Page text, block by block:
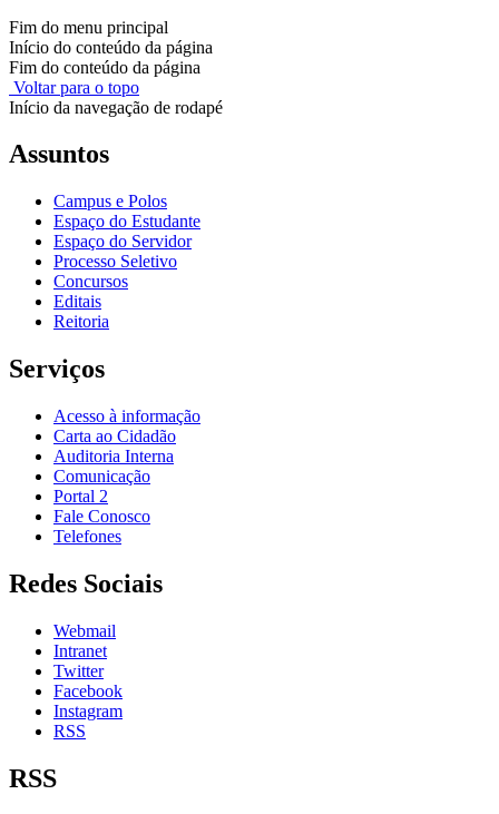
Fim do menu principal
Início do conteúdo da página
Fim do conteúdo da página
Voltar para o topo
Início da navegação de rodapé
Assuntos
Campus e Polos
Espaço do Estudante
Espaço do Servidor
Processo Seletivo
Concursos
Editais
Reitoria
Serviços
Acesso à informação
Carta ao Cidadão
Auditoria Interna
Comunicação
Portal 2
Fale Conosco
Telefones
Redes Sociais
Webmail
Intranet
Twitter
Facebook
Instagram
RSS
RSS